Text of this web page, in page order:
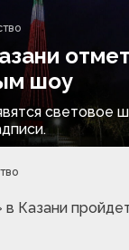
шоу
световое
Казани